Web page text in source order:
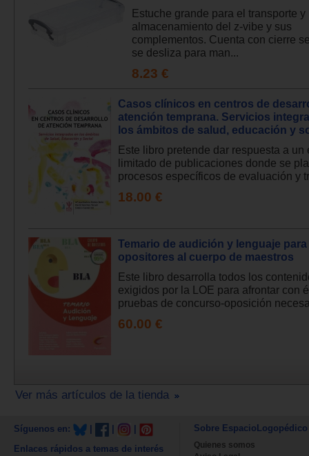
Estuche grande para el transporte y
almacenamiento del z-vibe y sus
complementos. Cuenta con cierre
se desliza para man...
8.23 €
Casos clínicos en centros de
atención temprana. Servicios
los ámbitos de salud, educación y
Este libro pretende dar respuesta a un
limitado de publicaciones donde se
procesos específicos de evaluación y
18.00 €
Temario de audición y lenguaje para
opositores al cuerpo de maestros
Este libro desarrolla todos los
exigidos por la LOE para afrontar con
pruebas de concurso-oposición
60.00 €
Ver más artículos de la tienda
Síguenos en:
Enlaces rápidos a temas de interés
Sobre EspacioLogopédico
Quienes somos